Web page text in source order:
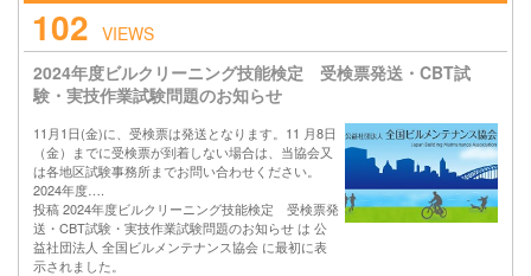
102 VIEWS
2024年度ビルクリーニング技能検定 受検票発送・CBT試
験・実技作業試験問題のお知らせ
11月1日(金)に、受検票は発送となります。11 月8日
（金）までに受検票が到着しない場合は、当協会又
は各地区試験事務所までお問い合わせください。
2024年度….
投稿 2024年度ビルクリーニング技能検定 受検票発
送・CBT試験・実技作業試験問題のお知らせ は 公
益社団法人 全国ビルメンテナンス協会 に最初に表
示されました。